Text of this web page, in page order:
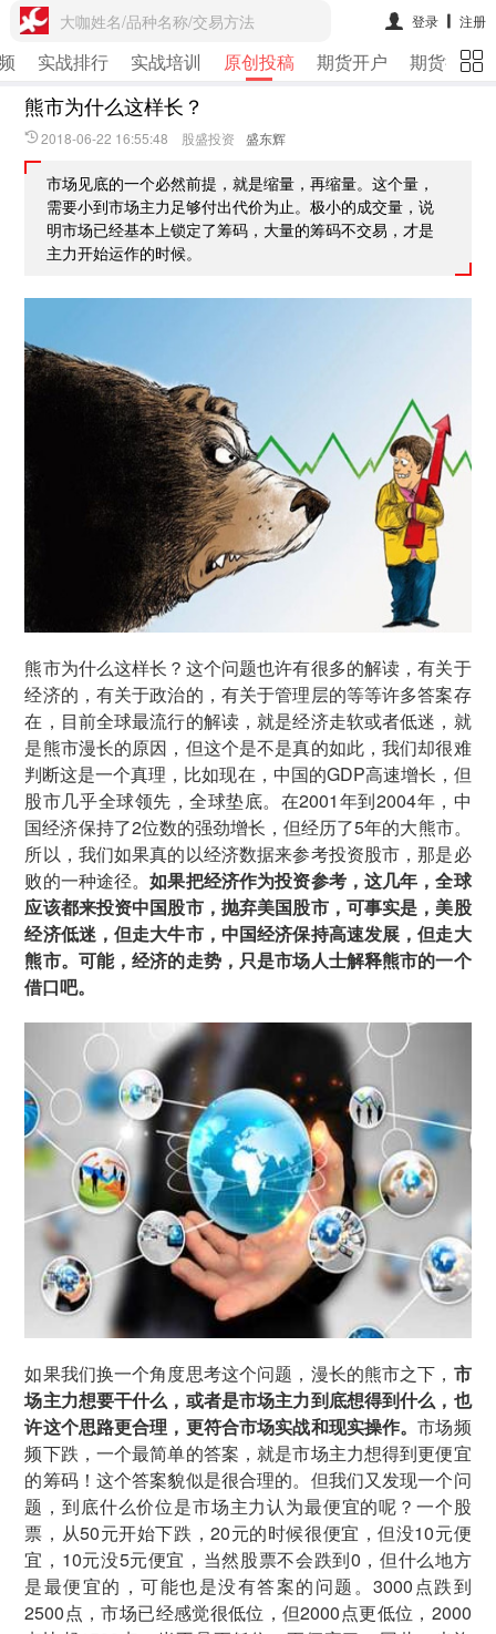
大咖姓名/品种名称/交易方法 登录 注册
实战排行 实战培训 原创投稿 期货开户 期货行情
熊市为什么这样长？
2018-06-22 16:55:48 股盛投资 盛东辉
市场见底的一个必然前提，就是缩量，再缩量。这个量，
需要小到市场主力足够付出代价为止。极小的成交量，说
明市场已经基本上锁定了筹码，大量的筹码不交易，才是
主力开始运作的时候。
熊市为什么这样长？这个问题也许有很多的解读，有关于
经济的，有关于政治的，有关于管理层的等等许多答案存
在，目前全球最流行的解读，就是经济走软或者低迷，就
是熊市漫长的原因，但这个是不是真的如此，我们却很难
判断这是一个真理，比如现在，中国的GDP高速增长，但
股市几乎全球领先，全球垫底。在2001年到2004年，中
国经济保持了2位数的强劲增长，但经历了5年的大熊市。
所以，我们如果真的以经济数据来参考投资股市，那是必
败的一种途径。如果把经济作为投资参考，这几年，全球
应该都来投资中国股市，抛弃美国股市，可事实是，美股
经济低迷，但走大牛市，中国经济保持高速发展，但走大
熊市。可能，经济的走势，只是市场人士解释熊市的一个
借口吧。
如果我们换一个角度思考这个问题，漫长的熊市之下， 市
场主力想要干什么，或者是市场主力到底想得到什么，也
许这个思路更合理，更符合市场实战和现实操作。市场频
频下跌，一个最简单的答案，就是市场主力想得到更便宜
的筹码！这个答案貌似是很合理的。但我们又发现一个问
题，到底什么价位是市场主力认为最便宜的呢？一个股
票，从50元开始下跌，20元的时候很便宜，但没10元便
宜，10元没5元便宜，当然股票不会跌到0，但什么地方
是最便宜的，可能也是没有答案的问题。3000点跌到
2500点，市场已经感觉很低位，但2000点更低位，2000